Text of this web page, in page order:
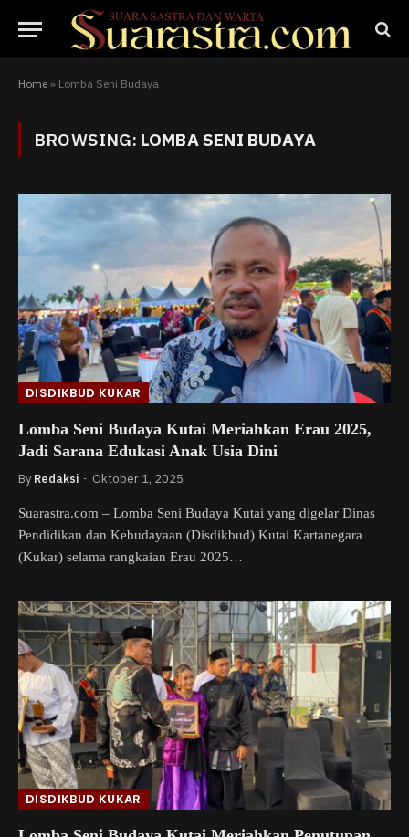
Home » Lomba Seni Budaya
BROWSING: LOMBA SENI BUDAYA
DISDIKBUD KUKAR
Lomba Seni Budaya Kutai Meriahkan Erau 2025,
Jadi Sarana Edukasi Anak Usia Dini
By Redaksi Oktober 1, 2025
Suarastra.com – Lomba Seni Budaya Kutai yang digelar Dinas
Pendidikan dan Kebudayaan (Disdikbud) Kutai Kartanegara
(Kukar) selama rangkaian Erau 2025…
DISDIKBUD KUKAR